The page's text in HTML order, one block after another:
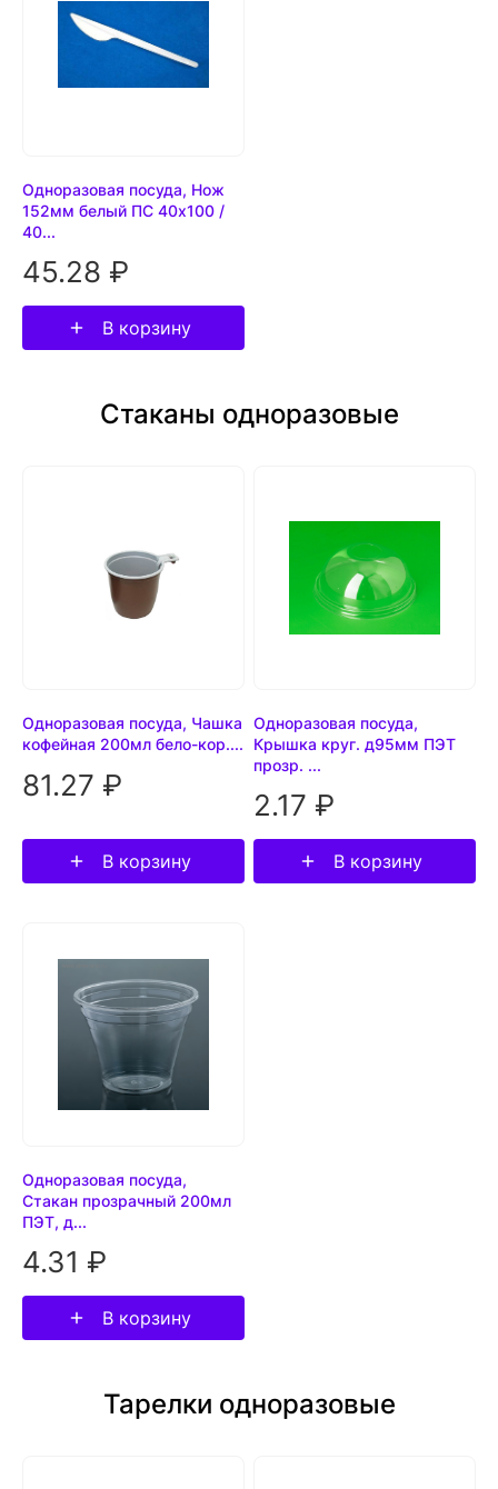
Одноразовая посуда, Нож
152мм белый ПС 40х100 /
40...
45.28 ₽
В корзину
Стаканы одноразовые
Одноразовая посуда, Чашка
кофейная 200мл бело-кор....
81.27 ₽
В корзину
Одноразовая посуда,
Крышка круг. д95мм ПЭТ
прозр. ...
2.17 ₽
В корзину
Одноразовая посуда,
Стакан прозрачный 200мл
ПЭТ, д...
4.31 ₽
В корзину
Тарелки одноразовые